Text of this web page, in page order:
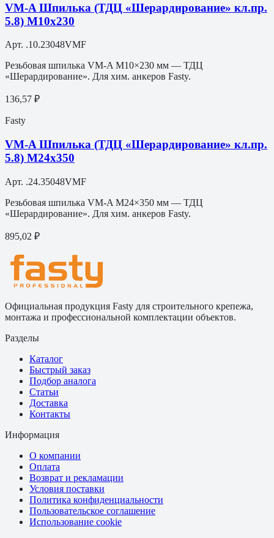
VM-A Шпилька (ТДЦ «Шерардирование» кл.пр.
5.8) M10х230
Арт. .10.23048VMF
Резьбовая шпилька VM-A M10×230 мм — ТДЦ
«Шерардирование». Для хим. анкеров Fasty.
136,57 ₽
Fasty
VM-A Шпилька (ТДЦ «Шерардирование» кл.пр.
5.8) M24х350
Арт. .24.35048VMF
Резьбовая шпилька VM-A M24×350 мм — ТДЦ
«Шерардирование». Для хим. анкеров Fasty.
895,02 ₽
Официальная продукция Fasty для строительного крепежа,
монтажа и профессиональной комплектации объектов.
Разделы
Каталог
Быстрый заказ
Подбор аналога
Статьи
Доставка
Контакты
Информация
О компании
Оплата
Возврат и рекламации
Условия поставки
Политика конфиденциальности
Пользовательское соглашение
Использование cookie